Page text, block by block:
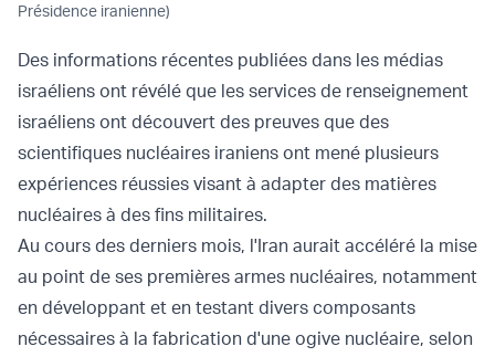
Présidence iranienne)
Des informations récentes publiées dans les médias
israéliens ont révélé que les services de renseignement
israéliens ont découvert des preuves que des
scientifiques nucléaires iraniens ont mené plusieurs
expériences réussies visant à adapter des matières
nucléaires à des fins militaires.
Au cours des derniers mois, l'Iran aurait accéléré la mise
au point de ses premières armes nucléaires, notamment
en développant et en testant divers composants
nécessaires à la fabrication d'une ogive nucléaire, selon